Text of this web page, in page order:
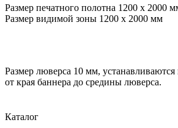
Размер печатного полотна 1200 x 2000
Размер видимой зоны 1200 x 2000 мм
Размер люверса 10 мм,
от края баннера до средины люверса.
Каталог